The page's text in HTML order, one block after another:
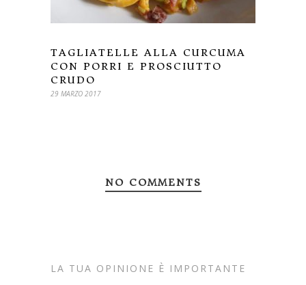
TAGLIATELLE ALLA CURCUMA
CON PORRI E PROSCIUTTO
CRUDO
29 MARZO 2017
NO COMMENTS
LA TUA OPINIONE È IMPORTANTE